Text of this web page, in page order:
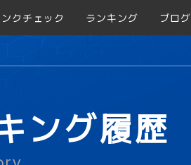
クチェック ランキング ブログ
ング履歴